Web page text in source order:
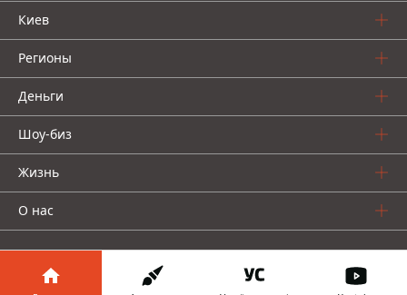
Киев
Регионы
Деньги
Шоу-биз
Жизнь
О нас